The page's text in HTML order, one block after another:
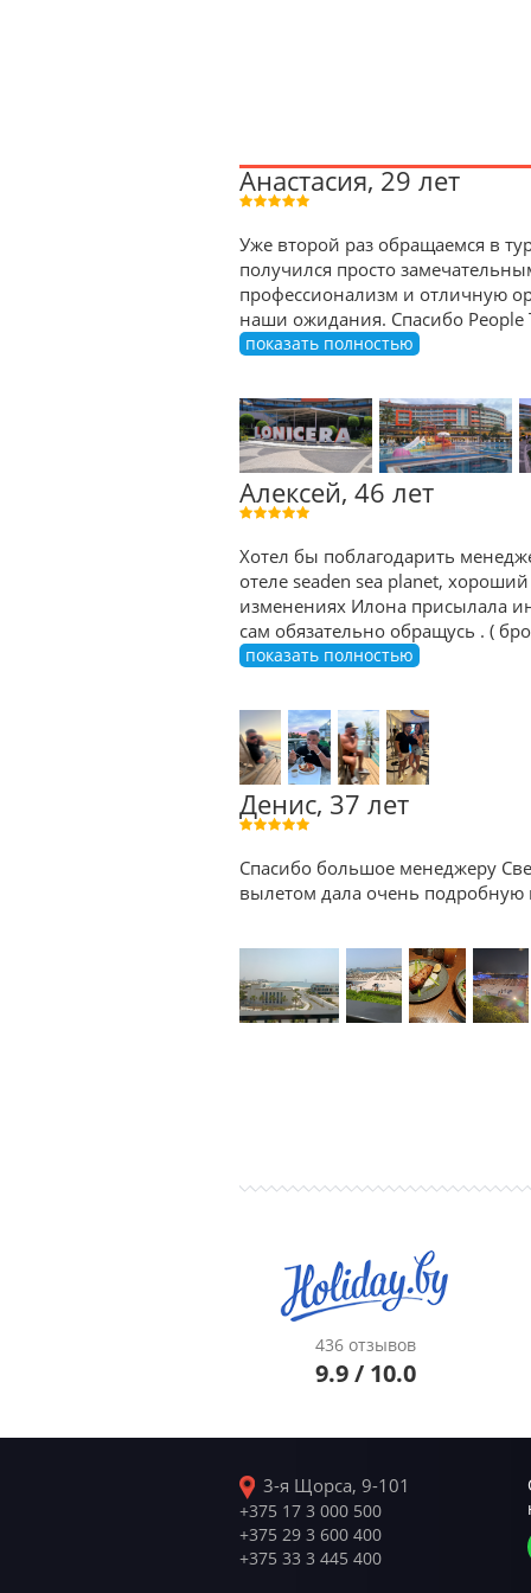
Анастасия, 29 лет
Уже второй раз обращаемся в
получился просто
профессионализм и отличную
наши ожидания. Спасибо People
показать полностью
Алексей, 46 лет
Хотел бы поблагодарить
отеле seaden sea planet,
изменениях Илона присылала
сам обязательно обращусь . (
показать полностью
Денис, 37 лет
Спасибо большое менеджеру
вылетом дала очень подробную
436 отзывов
9.9 / 10.0
3-я Щорса, 9-101
+375 17 3 000 500
+375 29 3 600 400
+375 33 3 445 400